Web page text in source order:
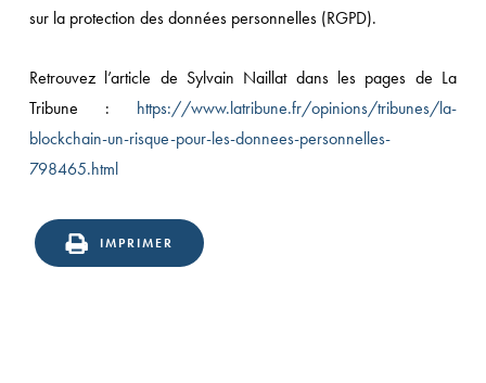
sur la protection des données personnelles (RGPD).
Retrouvez l’article de Sylvain Naillat dans les pages de La
Tribune : https://www.latribune.fr/opinions/tribunes/la-
blockchain-un-risque-pour-les-donnees-personnelles-
798465.html
IMPRIMER